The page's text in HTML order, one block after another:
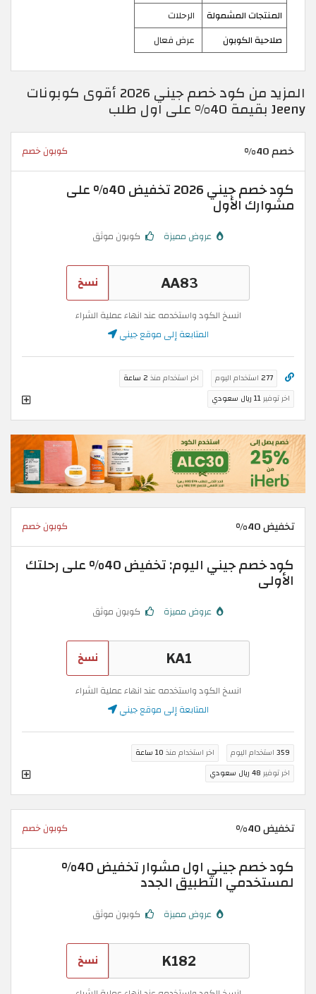
المنتجات المشمولة
الرحلات
صلاحية الكوبون
عرض فعال
المزيد من كود خصم جيني 2026 أقوى كوبونات
Jeeny بقيمة 40% على اول طلب
خصم 40% كوبون خصم
كود خصم جيني 2026 تخفيض 40% على
مشوارك الأول
عروض مميزة كوبون موثق
نسخ
انسخ الكود واستخدمه عند انهاء عملية الشراء
المتابعة إلى موقع جيني
277 استخدام اليوم اخر استخدام منذ 2 ساعة
اخر توفير11 ريال سعودي
تخفيض 40% كوبون خصم
كود خصم جيني اليوم: تخفيض 40% على رحلتك
الأولى
عروض مميزة كوبون موثق
نسخ
انسخ الكود واستخدمه عند انهاء عملية الشراء
المتابعة إلى موقع جيني
359 استخدام اليوم اخر استخدام منذ 10 ساعة
اخر توفير 48 ريال سعودي
تخفيض 40% كوبون خصم
كود خصم جيني اول مشوار تخفيض 40%
لمستخدمي التطبيق الجدد
عروض مميزة كوبون موثق
نسخ